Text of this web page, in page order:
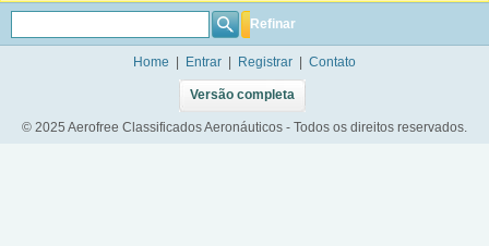
Refinar
Home Entrar Registrar Contato
Versão completa
© 2025 Aerofree Classificados Aeronáuticos - Todos os direitos reservados.